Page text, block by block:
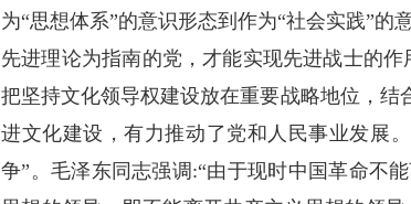
为“思想体系”的意识形态到作为“社会实践”
先进理论为指南的党，才能实现先进战士的
把坚持文化领导权建设放在重要战略地位，
进文化建设，有力推动了党和人民事业发展
争”。毛泽东同志强调:“由于现时中国革命不